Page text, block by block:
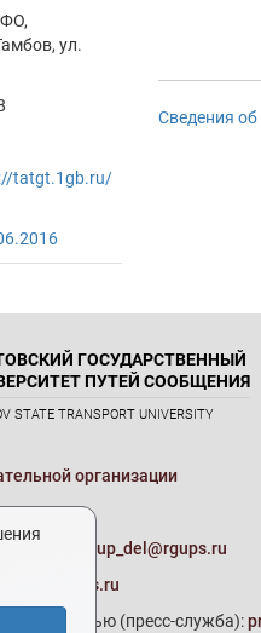
ул.
tatgt.1gb.ru/
Сведения
ГОСУДАРСТВЕННЫЙ
ПУТЕЙ СООБЩЕНИЯ
STATE TRANSPORT UNIVERSITY
организации
up_del@rgups.ru
(пресс-служба):